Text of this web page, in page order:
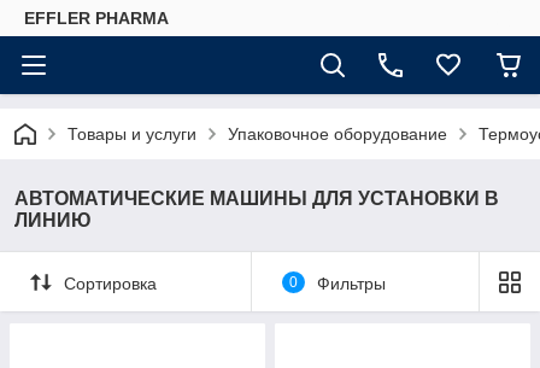
EFFLER PHARMA
Товары и услуги Упаковочное оборудование
АВТОМАТИЧЕСКИЕ МАШИНЫ ДЛЯ УСТАНОВКИ В
ЛИНИЮ
Сортировка 0 Фильтры